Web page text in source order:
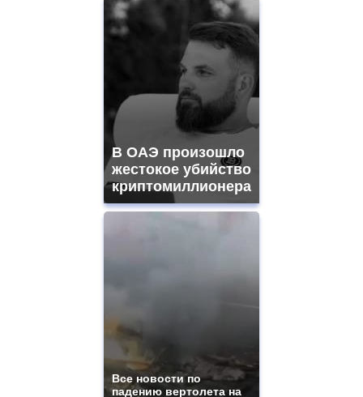
В ОАЭ произошло
жестокое убийство
криптомиллионера
Все новости по
падению вертолета на